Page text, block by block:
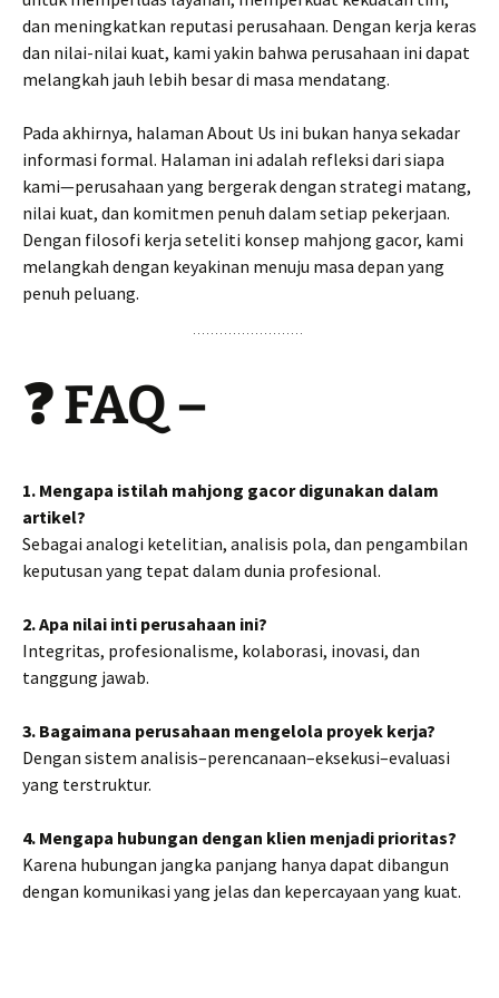
dan meningkatkan reputasi perusahaan. Dengan kerja keras
dan nilai-nilai kuat, kami yakin bahwa perusahaan ini dapat
melangkah jauh lebih besar di masa mendatang.
Pada akhirnya, halaman About Us ini bukan hanya sekadar
informasi formal. Halaman ini adalah refleksi dari siapa
kami—perusahaan yang bergerak dengan strategi matang,
nilai kuat, dan komitmen penuh dalam setiap pekerjaan.
Dengan filosofi kerja seteliti konsep mahjong gacor, kami
melangkah dengan keyakinan menuju masa depan yang
penuh peluang.
❓FAQ –
1. Mengapa istilah mahjong gacor digunakan dalam
artikel?
Sebagai analogi ketelitian, analisis pola, dan pengambilan
keputusan yang tepat dalam dunia profesional.
2. Apa nilai inti perusahaan ini?
Integritas, profesionalisme, kolaborasi, inovasi, dan
tanggung jawab.
3. Bagaimana perusahaan mengelola proyek kerja?
Dengan sistem analisis–perencanaan–eksekusi–evaluasi
yang terstruktur.
4. Mengapa hubungan dengan klien menjadi prioritas?
Karena hubungan jangka panjang hanya dapat dibangun
dengan komunikasi yang jelas dan kepercayaan yang kuat.